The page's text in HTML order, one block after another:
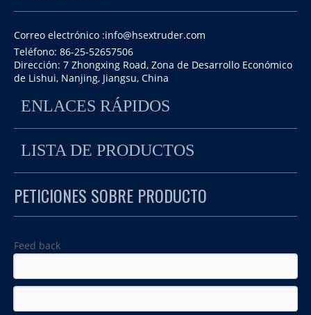
Correo electrónico :info@hsextruder.com
Teléfono: 86-25-52657506
Dirección: 7 Zhongxing Road, Zona de Desarrollo Económico
de Lishui, Nanjing, Jiangsu, China
ENLACES RÁPIDOS
LISTA DE PRODUCTOS
PETICIONES SOBRE PRODUCTO
Feed back